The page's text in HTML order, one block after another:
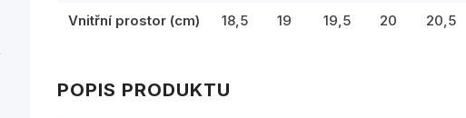
Vnitřní prostor (cm) 18,5 19 19,5 20 20,5
POPIS PRODUKTU